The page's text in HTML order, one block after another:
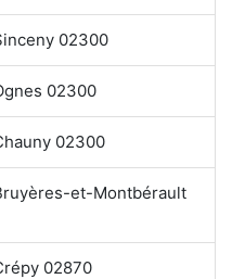
02300
02300
02300
et-Montbérault
02870